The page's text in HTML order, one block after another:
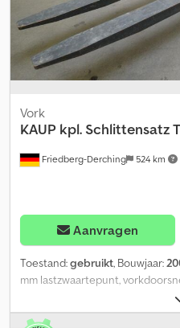
eigen zwaartepunt: 490 mm.
Friedberg-Derching 524 km
Vork
KAUP kpl. Schlittensatz
Aanvragen
Toestand:gebruikt, Bouwjaar:
mm lastzwaartepunt,
2200 mm, ophanging: FEM2A,
T411 incl. glijprofielen, FEM2A,